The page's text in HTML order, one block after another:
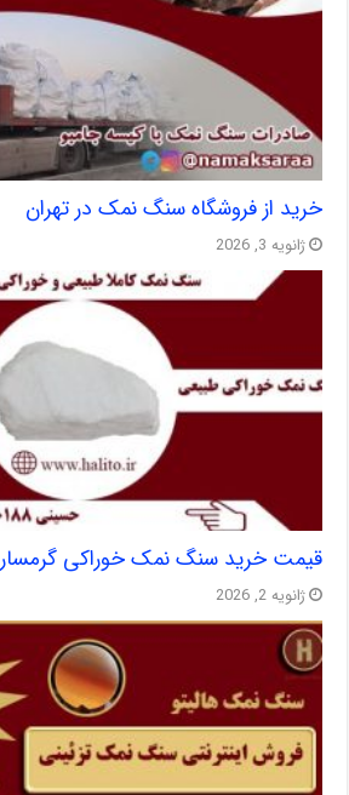
خرید از فروشگاه سنگ نمک در تهران
ژانویه 3, 2026
قیمت خرید سنگ نمک خوراکی گرمسار
ژانویه 2, 2026